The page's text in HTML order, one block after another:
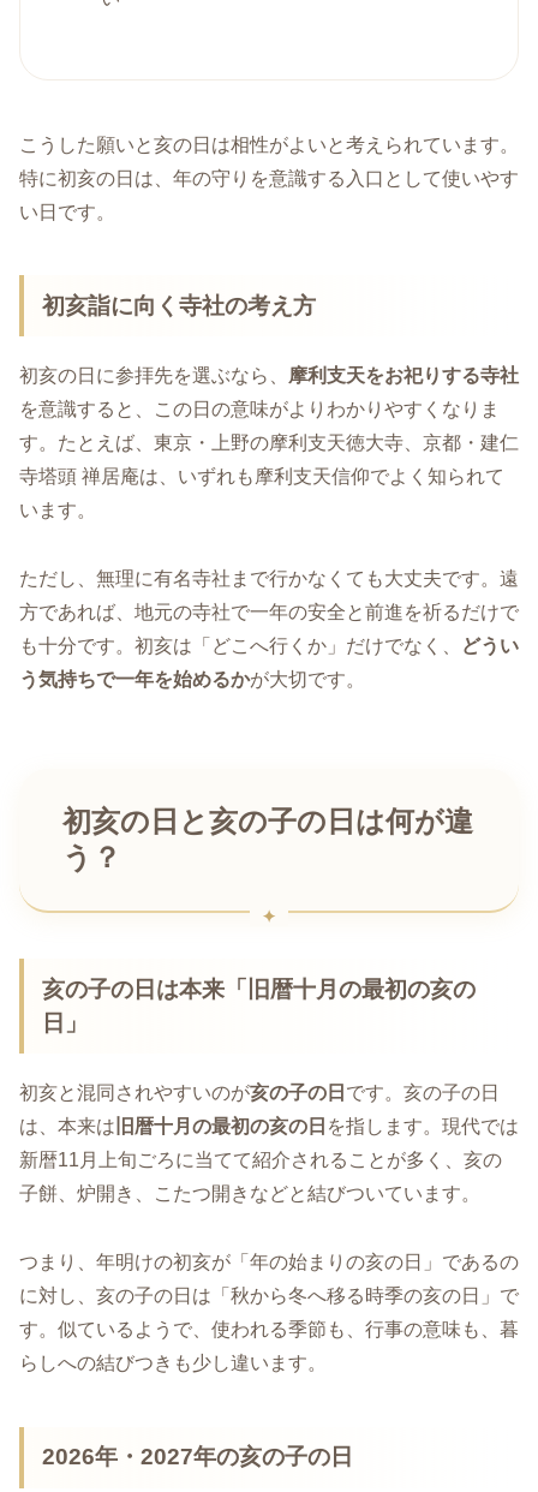
こうした願いと亥の日は相性がよいと考えられています。
特に初亥の日は、年の守りを意識する入口として使いやす
い日です。
初亥詣に向く寺社の考え方
初亥の日に参拝先を選ぶなら、 摩利支天をお祀りする寺社
を意識すると、この日の意味がよりわかりやすくなりま
す。たとえば、東京・上野の摩利支天徳大寺、京都・建仁
寺塔頭 禅居庵は、いずれも摩利支天信仰でよく知られて
います。
ただし、無理に有名寺社まで行かなくても大丈夫です。遠
方であれば、地元の寺社で一年の安全と前進を祈るだけで
も十分です。初亥は「どこへ行くか」だけでなく、
どうい
う気持ちで一年を始めるかが大切です。
初亥の日と亥の子の日は何が違
う？
亥の子の日は本来「旧暦十月の最初の亥の
日」
初亥と混同されやすいのが亥の子の日 です。亥の子の日
は、本来は 旧暦十月の最初の亥の日 を指します。現代では
新暦11月上旬ごろに当てて紹介されることが多く、亥の
子餅、炉開き、こたつ開きなどと結びついています。
つまり、年明けの初亥が「年の始まりの亥の日」であるの
に対し、亥の子の日は「秋から冬へ移る時季の亥の日」で
す。似ているようで、使われる季節も、行事の意味も、暮
らしへの結びつきも少し違います。
2026年・2027年の亥の子の日